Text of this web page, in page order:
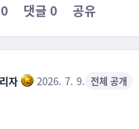
0 댓글 0 공유
자· ·2026. 7. 9. 전체 공개